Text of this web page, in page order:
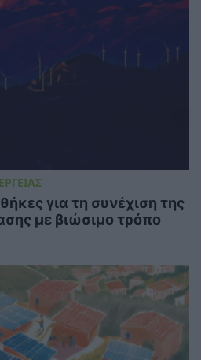
για τη συνέχιση της
με βιώσιμο τρόπο